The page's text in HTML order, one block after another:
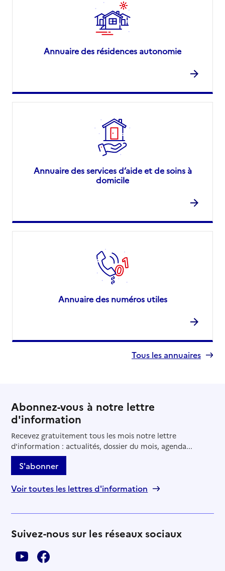
Annuaire des résidences autonomie
Annuaire des services d’aide et de soins à
domicile
Annuaire des numéros utiles
Tous les annuaires
Abonnez-vous à notre lettre
d'information
Recevez gratuitement tous les mois notre lettre
d'information : actualités, dossier du mois, agenda...
S'abonner
Voir toutes les lettres d'information
Suivez-nous sur les réseaux sociaux